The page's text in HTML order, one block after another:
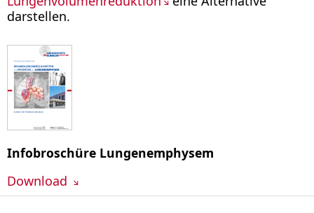
darstellen.
Infobroschüre Lungenemphysem
Download